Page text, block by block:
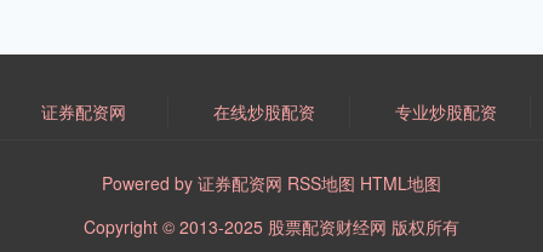
证券配资网 在线炒股配资 专业炒股配资
Powered by 证券配资网 RSS地图 HTML地图
Copyright © 2013-2025 股票配资财经网 版权所有